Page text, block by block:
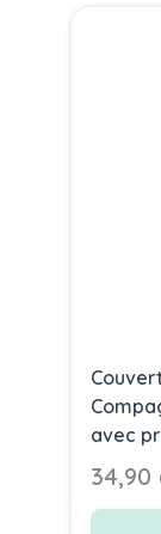
avec
34,90